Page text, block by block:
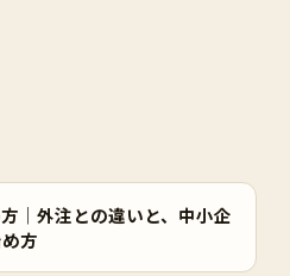
｜外注との違いと、中小企
方